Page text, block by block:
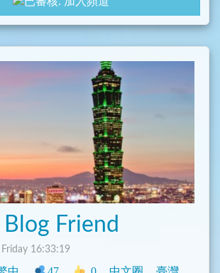
Blog Friend
16:33:19